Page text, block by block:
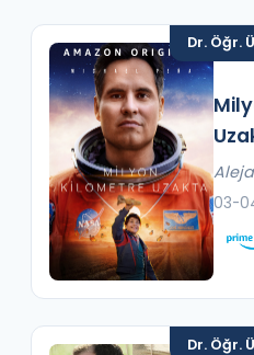
Dr. Öğr.
03-
Dr. Öğr.